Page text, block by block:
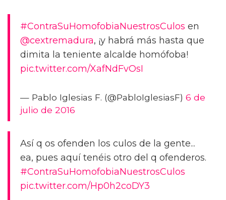
#ContraSuHomofobiaNuestrosCulos en
@cextremadura, ¡y habrá más hasta que
dimita la teniente alcalde homófoba!
pic.twitter.com/XafNdFvOsI
— Pablo Iglesias F. (@PabloIglesiasF) 6 de
julio de 2016
Así q os ofenden los culos de la gente...
ea, pues aquí tenéis otro del q ofenderos.
#ContraSuHomofobiaNuestrosCulos
pic.twitter.com/Hp0h2coDY3